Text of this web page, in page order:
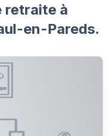
retraite à
en-Pareds.